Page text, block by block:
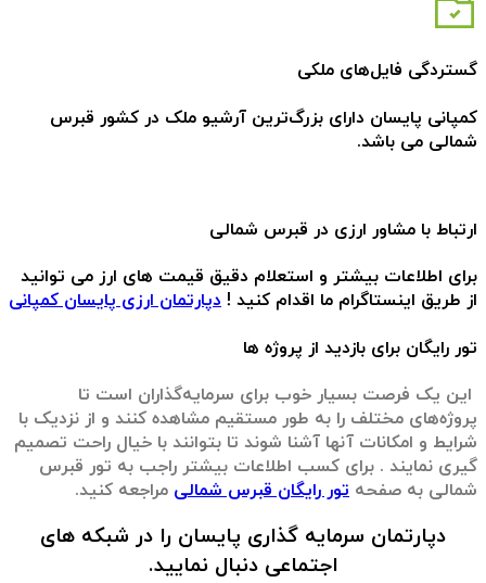
گستردگی فایل‌های ملکی
کمپانی پایسان دارای بزرگ‌ترین آرشیو ملک در کشور قبرس
شمالی می باشد.
ارتباط با مشاور ارزی در قبرس شمالی
برای اطلاعات بیشتر و استعلام دقیق قیمت های ارز می توانید
از طریق اینستاگرام ما اقدام کنید ! دپارتمان ارزی پایسان کمپانی
تور رایگان برای بازدید از پروژه‌ ها
این یک فرصت بسیار خوب برای سرمایه‌گذاران است تا
پروژه‌های مختلف را به طور مستقیم مشاهده کنند و از نزدیک با
شرایط و امکانات آنها آشنا شوند تا بتوانند با خیال راحت تصمیم
گیری نمایند . برای کسب اطلاعات بیشتر راجب به تور قبرس
شمالی به صفحه تور رایگان قبرس شمالی مراجعه کنید.
دپارتمان سرمایه گذاری پایسان را در شبکه های
اجتماعی دنبال نمایید.